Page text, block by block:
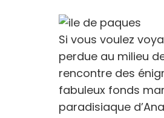
Si vous voulez
perdue au milieu
rencontre des
fabuleux fonds
paradisiaque